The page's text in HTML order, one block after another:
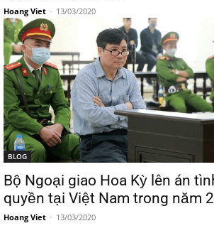
Hoang Viet - 13/03/2020
BLOG
Bộ Ngoại giao Hoa Kỳ lên án
quyền tại Việt Nam trong năm
Hoang Viet - 13/03/2020